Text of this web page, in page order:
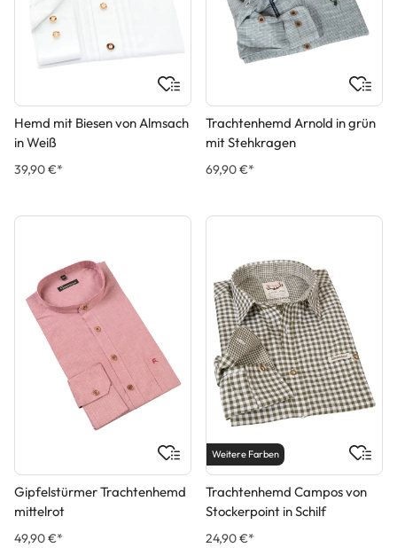
Hemd mit Biesen von Almsach
in Weiß
39,90 €*
Trachtenhemd Arnold in grün
mit Stehkragen
69,90 €*
Gipfelstürmer Trachtenhemd
mittelrot
49,90 €*
Weitere Farben
Trachtenhemd Campos von
Stockerpoint in Schilf
24,90 €*